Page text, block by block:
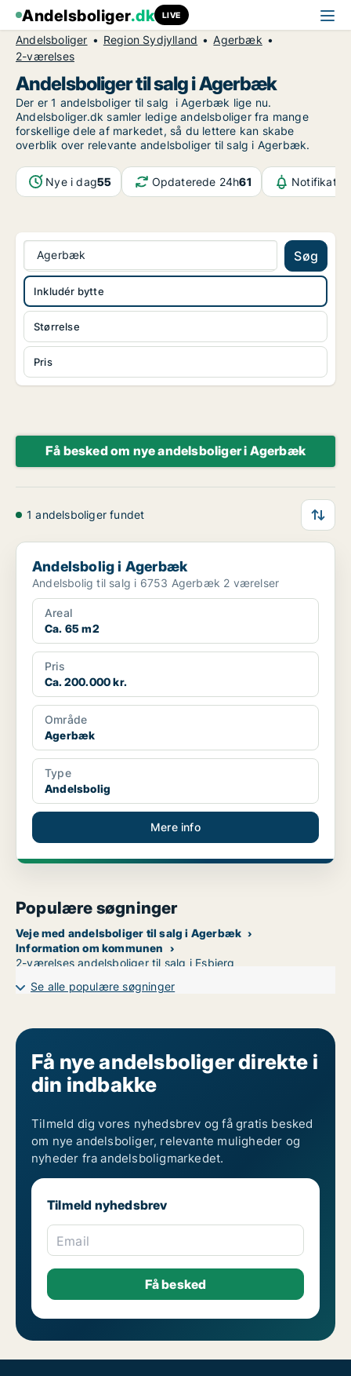
Andelsboliger.dk LIVE
Andelsboliger Region Sydjylland
Agerbæk
2-værelses
Andelsboliger til salg i Agerbæk
Der er 1 andelsboliger til salg i Agerbæk lige nu.
Andelsboliger.dk samler ledige andelsboliger fra mange
forskellige dele af markedet, så du lettere kan skabe
overblik over relevante andelsboliger til salg i Agerbæk.
Nye i dag55 Opdaterede 24h61
Agerbæk Søg
Størrelse
Pris
Inkludér bytte
Få besked om nye andelsboliger i Agerbæk
1 andelsboliger fundet
Andelsbolig i Agerbæk
Andelsbolig i Agerbæk
Andelsbolig til salg i 6753 Agerbæk 2 værelser
Areal
Ca. 65 m2
Pris
Ca. 200.000 kr.
Område
Agerbæk
Type
Andelsbolig
Mere info
Populære søgninger
Veje med andelsboliger til salg i Agerbæk
Information om kommunen
2-værelses andelsboliger til salg i Esbjerg
Se alle populære søgninger
Få nye andelsboliger direkte i
din indbakke
Tilmeld dig vores nyhedsbrev og få gratis besked
om nye andelsboliger, relevante muligheder og
nyheder fra andelsboligmarkedet.
Tilmeld nyhedsbrev
Email